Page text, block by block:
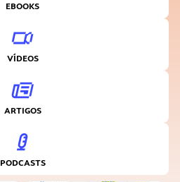
EBOOKS
VÍDEOS
ARTIGOS
PODCASTS